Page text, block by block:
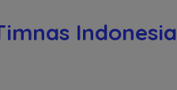
Indonesia